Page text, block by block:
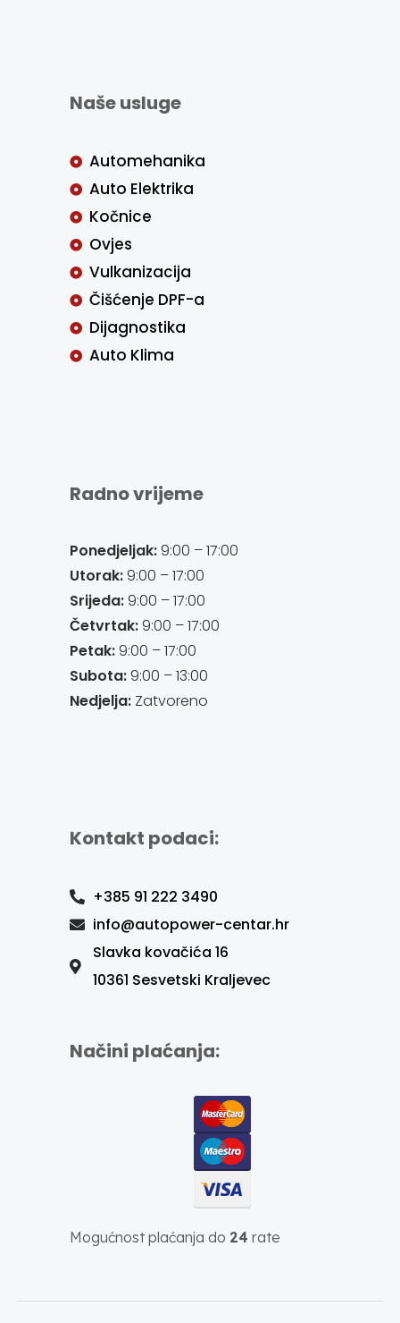
Naše usluge
Automehanika
Auto Elektrika
Kočnice
Ovjes
Vulkanizacija
Čišćenje DPF-a
Dijagnostika
Auto Klima
Radno vrijeme
Ponedjeljak:9:00 – 17:00
Utorak:9:00 – 17:00
Srijeda:9:00 – 17:00
Četvrtak:9:00 – 17:00
Petak:9:00 – 17:00
Subota:9:00 – 13:00
Nedjelja:Zatvoreno
Kontakt podaci:
+385 91 222 3490
info@autopower-centar.hr
Slavka kovačića 16
10361 Sesvetski Kraljevec
Načini plaćanja:
Mogućnost plaćanja do 24 rate